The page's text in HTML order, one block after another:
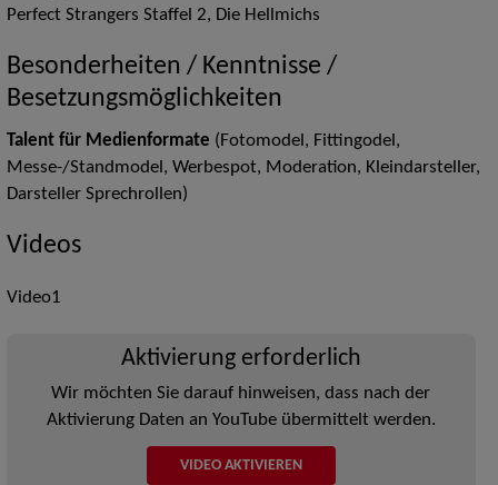
Perfect Strangers Staffel 2, Die Hellmichs
Besonderheiten / Kenntnisse /
Besetzungsmöglichkeiten
Talent für Medienformate (Fotomodel, Fittingodel,
Messe-/Standmodel, Werbespot, Moderation, Kleindarsteller,
Darsteller Sprechrollen)
Videos
Video1
Aktivierung erforderlich
Wir möchten Sie darauf hinweisen, dass nach der
Aktivierung Daten an YouTube übermittelt werden.
VIDEO AKTIVIEREN